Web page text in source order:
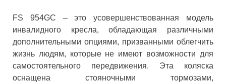
FS 954GC – это усовершенствованная модель
инвалидного кресла, обладающая различными
дополнительными опциями, призванными облегчить
жизнь людям, которые не имеют возможности для
самостоятельного передвижения. Эта коляска
оснащена стояночными тормозами,